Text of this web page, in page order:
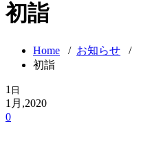
初詣
Home / お知らせ /
初詣
1 日
1月,2020
0